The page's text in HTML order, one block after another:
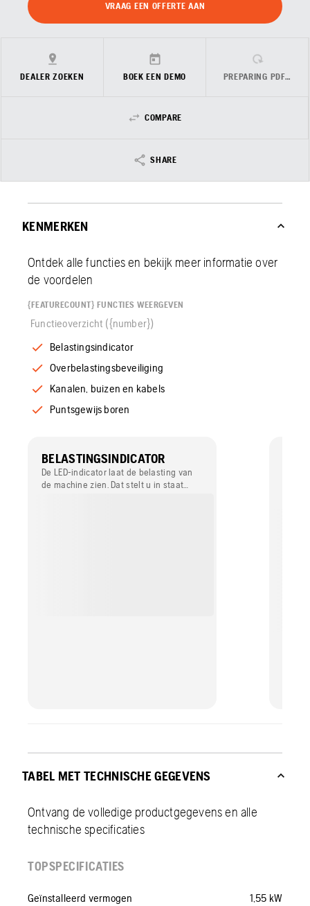
VRAAG EEN OFFERTE AAN
DEALER ZOEKEN BOEK EEN DEMO PREPARING PDF…
COMPARE
SHARE
KENMERKEN
Ontdek alle functies en bekijk meer informatie over
de voordelen
{FEATURECOUNT} FUNCTIES WEERGEVEN
Functieoverzicht ({number})
Belastingsindicator
Overbelastingsbeveiliging
Kanalen, buizen en kabels
Puntsgewijs boren
BELASTINGSINDICATOR
De LED-indicator laat de belasting van
de machine zien. Dat stelt u in staat
TABEL MET TECHNISCHE GEGEVENS
Ontvang de volledige productgegevens en alle
technische specificaties
TOPSPECIFICATIES
Geïnstalleerd vermogen 1,55 kW